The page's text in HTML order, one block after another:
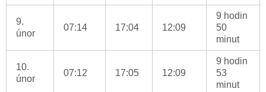
9.
únor
07:14 17:04 12:09
9 hodin
50
minut
10.
únor
07:12 17:05 12:09
9 hodin
53
minut